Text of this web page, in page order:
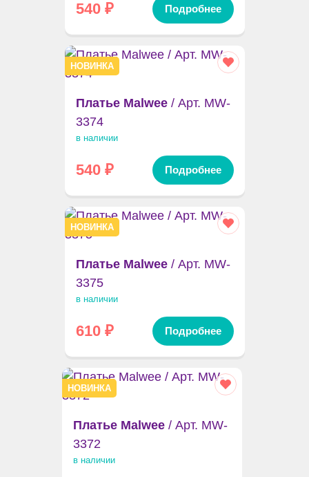
540₽ Подробнее
НОВИНКА
Платье Malwee/ Арт. MW-
3374
в наличии
540₽ Подробнее
НОВИНКА
Платье Malwee/ Арт. MW-
3375
в наличии
610₽ Подробнее
НОВИНКА
Платье Malwee/ Арт. MW-
3372
в наличии